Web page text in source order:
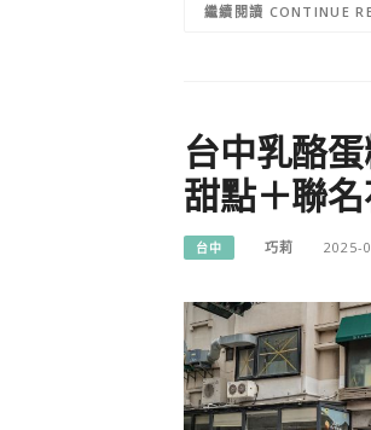
CONTINUE
台中乳酪
甜點＋聯
台中 巧莉 2025-